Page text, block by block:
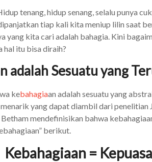
tenang, hidup senang, selalu punya
tiap kali kita meniup lilin saat
yang kita cari adalah bahagia. Kini
hal itu bisa diraih?
adalah Sesuatu yang
kebahagiaan adalah sesuatu yang
yang dapat diambil dari
mendefinisikan bahwa
berikut.
Kebahagiaan =